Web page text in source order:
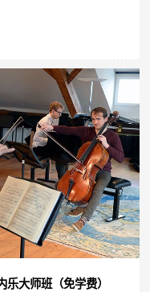
大师班（免学费）